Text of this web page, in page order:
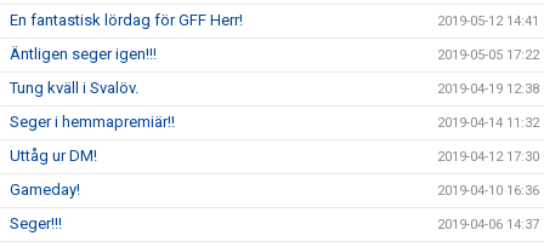
En fantastisk lördag för GFF Herr! 2019-05-12 14:41
Äntligen seger igen!!! 2019-05-05 17:22
Tung kväll i Svalöv. 2019-04-19 12:38
Seger i hemmapremiär!! 2019-04-14 11:32
Uttåg ur DM! 2019-04-12 17:30
Gameday! 2019-04-10 16:36
Seger!!! 2019-04-06 14:37